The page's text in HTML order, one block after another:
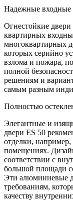
Надежные входные
Огнестойкие двери
квартирных
многоквартирных
которых серийно
взлома и пожара,
полной
решениям и
самым разным
Полностью
Элегантные и
двери ES 50
отделки,
помещениях.
соответствии с
большой площади
Эти алюминиевые
требованиям,
качеству